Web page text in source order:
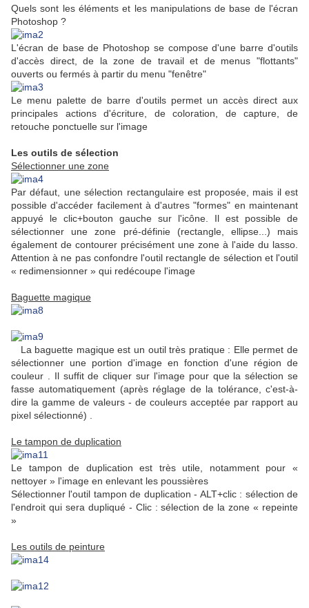
Quels sont les éléments et les manipulations de base de l'écran
Photoshop ?
L'écran de base de Photoshop se compose d'une barre d'outils
d'accès direct, de la zone de travail et de menus "flottants"
ouverts ou fermés à partir du menu "fenêtre"
Le menu palette de barre d'outils permet un accès direct aux
principales actions d'écriture, de coloration, de capture, de
retouche ponctuelle sur l'image
Les outils de sélection
Sélectionner une zone
Par défaut, une sélection rectangulaire est proposée, mais il est
possible d'accéder facilement à d'autres "formes" en maintenant
appuyé le clic+bouton gauche sur l'icône. Il est possible de
sélectionner une zone pré-définie (rectangle, ellipse...) mais
également de contourer précisément une zone à l'aide du lasso.
Attention à ne pas confondre l'outil rectangle de sélection et l'outil
« redimensionner » qui redécoupe l'image
Baguette magique
La baguette magique est un outil très pratique : Elle permet de
sélectionner une portion d'image en fonction d'une région de
couleur . Il suffit de cliquer sur l'image pour que la sélection se
fasse automatiquement (après réglage de la tolérance, c'est-à-
dire la gamme de valeurs - de couleurs acceptée par rapport au
pixel sélectionné) .
Le tampon de duplication
Le tampon de duplication est très utile, notamment pour «
nettoyer » l'image en enlevant les poussières
Sélectionner l'outil tampon de duplication - ALT+clic : sélection de
l'endroit qui sera dupliqué - Clic : sélection de la zone « repeinte
»
Les outils de peinture